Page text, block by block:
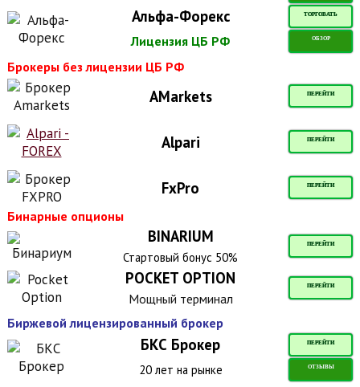
Альфа-Форекс ТОРГОВАТЬ
Лицензия ЦБ РФ ОБЗОР
Брокеры без лицензии ЦБ РФ
AMarkets ПЕРЕЙТИ
Alpari ПЕРЕЙТИ
FxPro ПЕРЕЙТИ
Бинарные опционы
BINARIUM ПЕРЕЙТИ
Стартовый бонус 50%
POCKET OPTION ПЕРЕЙТИ
Мощный терминал
Биржевой лицензированный брокер
БКС Брокер ПЕРЕЙТИ
20 лет на рынке ОТЗЫВЫ